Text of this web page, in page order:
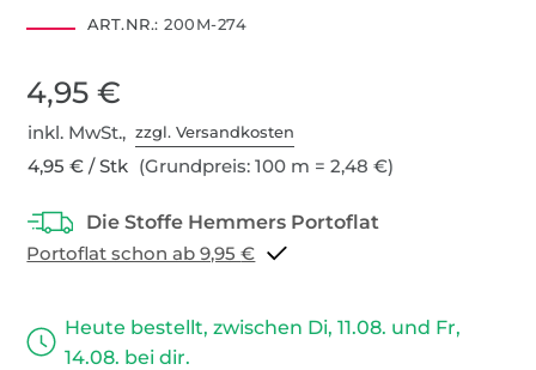
ART.NR.: 200M-274
4,95 €
inkl. MwSt.,zzgl. Versandkosten
4,95 € / Stk (Grundpreis: 100 m = 2,48 €)
Portoflat schon ab 9,95 €
Heute bestellt, zwischen Di, 11.08. und Fr,
14.08. bei dir.